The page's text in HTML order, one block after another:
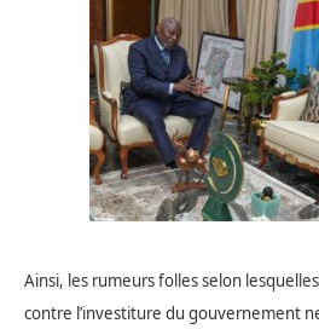
Ainsi, les rumeurs folles selon
contre l’investiture du gouvernement